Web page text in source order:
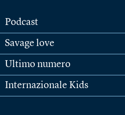
Podcast
Savage love
Ultimo numero
Internazionale Kids